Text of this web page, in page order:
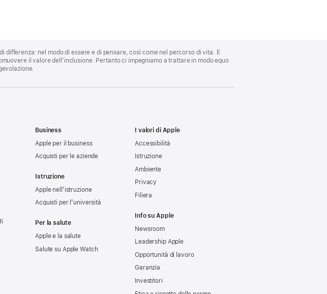
differenza: nel modo di essere e di pensare, così come nel percorso di vita. E
il valore dell’inclusione. Pertanto ci impegniamo a trattare in modo equo
Business
Apple per il business
Acquisti per le aziende
Istruzione
Apple nell’istruzione
Acquisti per l’università
Per la salute
Apple e la salute
Salute su Apple Watch
I valori di Apple
Accessibilità
Istruzione
Ambiente
Privacy
Filiera
Info su Apple
Newsroom
Leadership Apple
Opportunità di lavoro
Garanzia
Investitori